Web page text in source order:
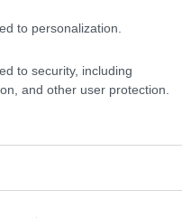
to personalization.
to security, including
and other user protection.
szabályzat volt
a kötelező
pompázott,
báli öltözék.
vonult fel,
Krizsó Szilvia
kezdődtek,